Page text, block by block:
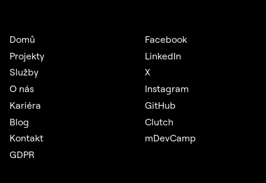
Domů
Projekty
Služby
O nás
Kariéra
Blog
Kontakt
GDPR
Facebook
LinkedIn
X
Instagram
GitHub
Clutch
mDevCamp